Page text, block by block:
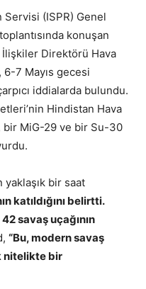
Servisi (ISPR) Genel
konuşan
Direktörü Hava
7 Mayıs gecesi
iddialarda bulundu.
Hindistan Hava
bir MiG-29 ve bir Su-30
yaklaşık bir saat
katıldığını belirtti.
savaş uçağının
“Bu, modern savaş
nitelikte bir